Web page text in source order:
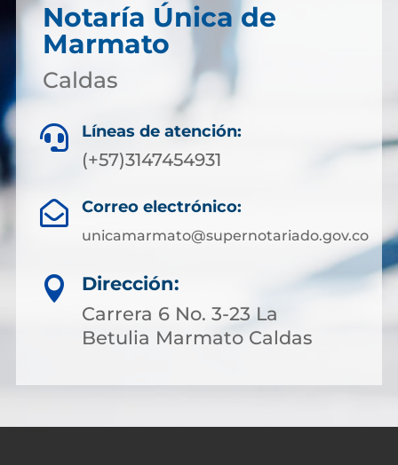
Notaría Única de
Marmato
Caldas
 Líneas de atención:
(+57)3147454931
 Correo electrónico:
unicamarmato@supernotariado.gov.co

Dirección:
Carrera 6 No. 3-23 La
Betulia Marmato Caldas